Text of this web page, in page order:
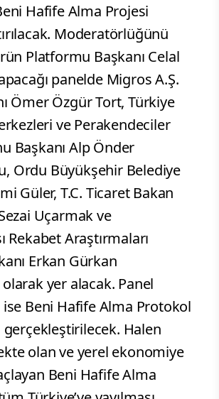
Hafife Alma Projesi
Moderatörlüğünü
Platformu Başkanı Celal
panelde Migros A.Ş.
Ömer Özgür Tort, Türkiye
ve Perakendeciler
Başkanı Alp Önder
Ordu Büyükşehir Belediye
Güler, T.C. Ticaret Bakan
Sezai Uçarmak ve
Rekabet Araştırmaları
Erkan Gürkan
yer alacak. Panel
ise Beni Hafife Alma Protokol
Halen
olan ve yerel ekonomiye
Beni Hafife Alma